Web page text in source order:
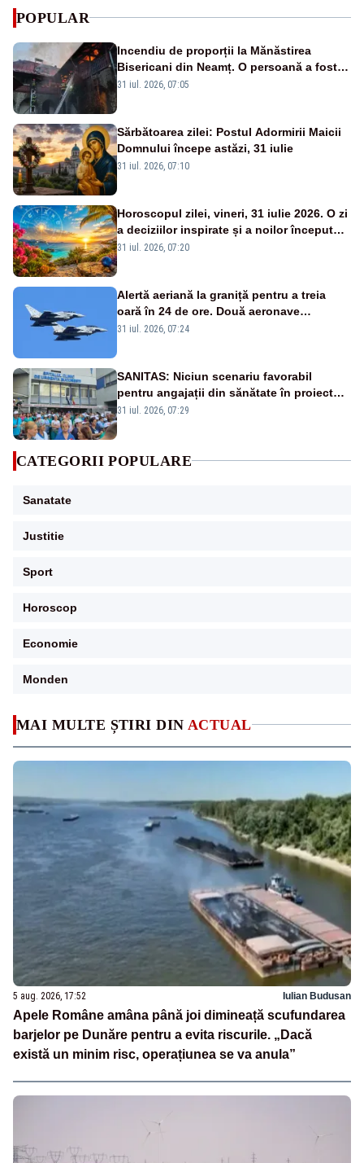
MAI MULTE ȘTIRI DIN ACTUAL
5 aug. 2026, 17:52 Iulian Budusan
Apele Române amâna până joi dimineață scufundarea
barjelor pe Dunăre pentru a evita riscurile. „Dacă
există un minim risc, operațiunea se va anula”
POPULAR
Incendiu de proporții la Mănăstirea
Bisericani din Neamț. O persoană a fost
găsită carbonizată - FOTO/ VIDEO
31 iul. 2026, 07:05
Sărbătoarea zilei: Postul Adormirii Maicii
Domnului începe astăzi, 31 iulie
31 iul. 2026, 07:10
Horoscopul zilei, vineri, 31 iulie 2026. O zi
a deciziilor inspirate și a noilor începuturi.
Vezi zodiile vizate
31 iul. 2026, 07:20
Alertă aeriană la graniță pentru a treia
oară în 24 de ore. Două aeronave
Eurofighter britanice au fost ridicate de la
31 iul. 2026, 07:24
SANITAS: Niciun scenariu favorabil
pentru angajații din sănătate în proiectul
Legii salarizării
31 iul. 2026, 07:29
CATEGORII POPULARE
Sanatate
Justitie
Sport
Horoscop
Economie
Monden